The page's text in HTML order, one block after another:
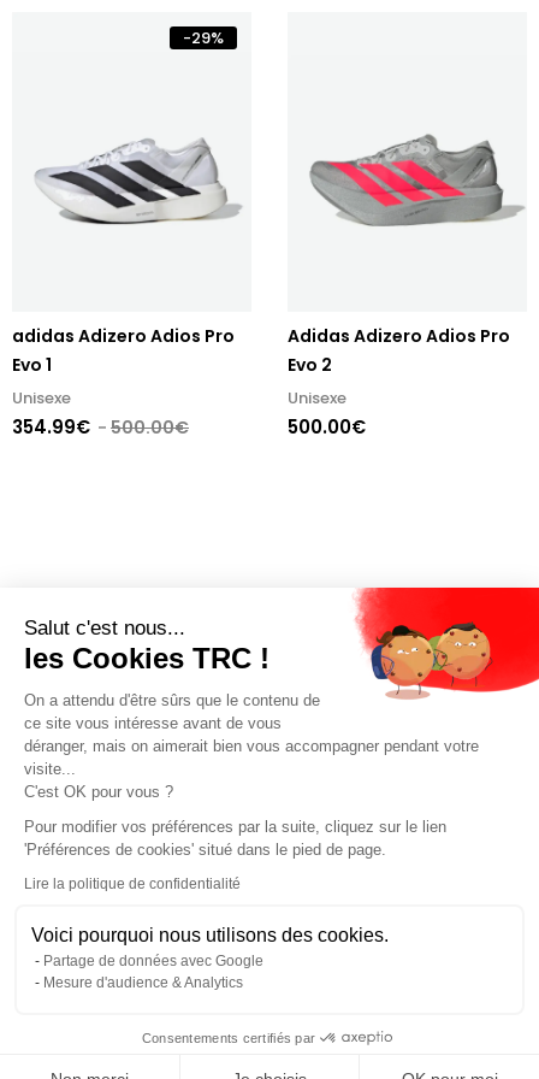
Salut c'est nous...
les Cookies TRC !
On a attendu d'être sûrs que le contenu de
ce site vous intéresse avant de vous
déranger, mais on aimerait bien vous accompagner pendant votre
visite...
C'est OK pour vous ?
Pour modifier vos préférences par la suite, cliquez sur le lien
'Préférences de cookies' situé dans le pied de page.
Lire la politique de confidentialité
Voici pourquoi nous utilisons des cookies.
Partage de données avec Google
Mesure d'audience & Analytics
Consentements certifiés par
-29%
adidas Adizero Adios Pro
Evo 1
Unisexe
354.99€ 500.00€
Adidas Adizero Adios Pro
Evo 2
Unisexe
500.00€